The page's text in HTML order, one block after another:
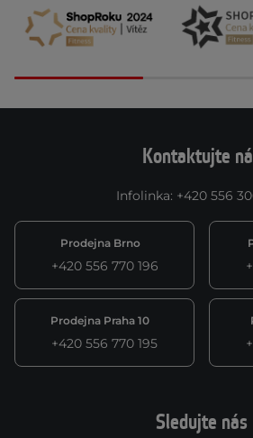
Kontaktujte
Infolinka: +420 556
Prodejna Brno
+420 556 770 196
Prodejna Praha 10
+420 556 770 195
Sledujte nás